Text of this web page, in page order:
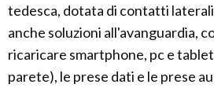
tedesca, dotata di contatti
anche soluzioni all'avanguardia,
ricaricare smartphone, pc e
parete), le prese dati e le prese